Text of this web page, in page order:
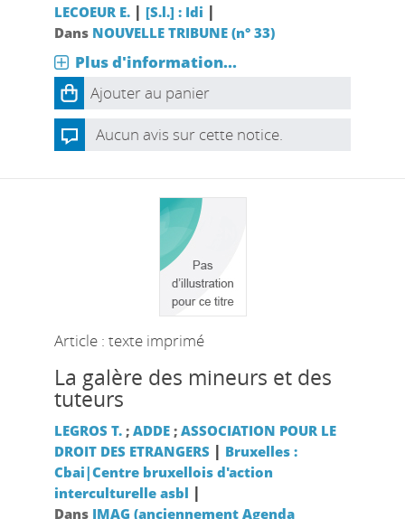
LECOEUR E. | [S.l.] : Idi |
Dans NOUVELLE TRIBUNE (n° 33)
Plus d'information...
Ajouter au panier
Aucun avis sur cette notice.
Article : texte imprimé
La galère des mineurs et des
tuteurs
LEGROS T.; ADDE; ASSOCIATION POUR LE
DROIT DES ETRANGERS | Bruxelles :
Cbai|Centre bruxellois d'action
interculturelle asbl |
Dans IMAG (anciennement Agenda